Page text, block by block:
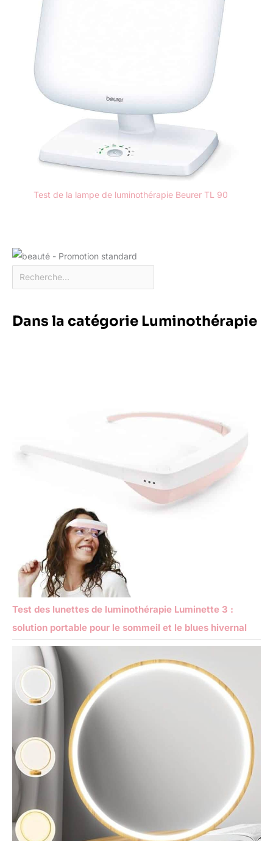
Test de la lampe de luminothérapie Beurer TL 90
Dans la catégorie Luminothérapie
Test des lunettes de luminothérapie Luminette 3 :
solution portable pour le sommeil et le blues hivernal